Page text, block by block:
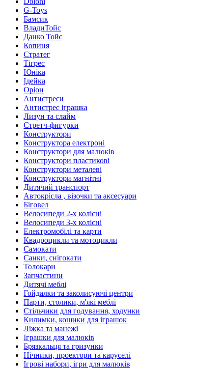
G-Toys
Бамсик
ВладиТойс
Данко Тойс
Копиця
Стратег
Тігрес
Юніка
Ідейка
Оріон
Антистреси
Антистрес іграшка
Лизун та слайм
Стретч-фигурки
Конструктори
Конструктора електроні
Конструктори для малюків
Конструктори пластикові
Конструктори металеві
Конструктори магнітні
Дитячий транспорт
Автокрісла , візочки та аксесуари
Біговел
Велосипеди 2-х колісні
Велосипеди 3-х колісні
Електромобілі та карти
Квадроцикли та мотоцикли
Самокати
Санки, снігокати
Толокари
Запчастини
Дитячі меблі
Гойдалки та заколисуючі центри
Парти, столики, м'які меблі
Стільчики для годування, ходунки
Килимки, кошики для іграшок
Ліжка та манежі
Іграшки для малюків
Брязкальця та гризунки
Нічники, проектори та каруселі
Ігрові набори, ігри для малюків